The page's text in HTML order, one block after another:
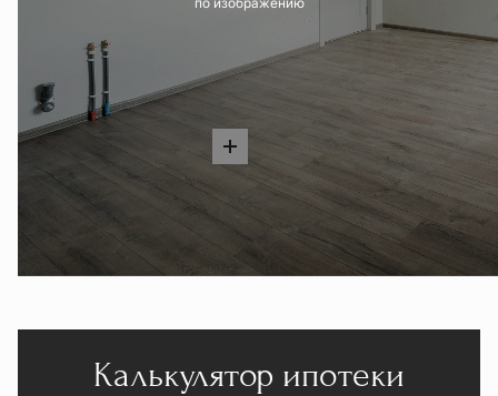
Калькулятор ипотеки